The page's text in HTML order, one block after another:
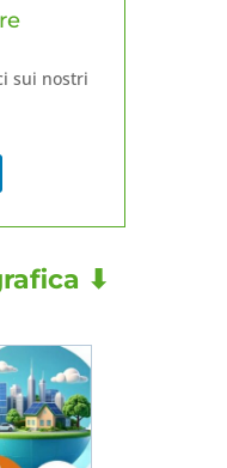
sui nostri
⬇︎